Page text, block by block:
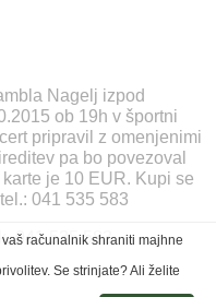
Nagelj izpod
ob 19h v športni
pripravil z omenjenimi
pa bo povezoval
je 10 EUR. Kupi se
041 535 583
041 535 583
računalnik shraniti majhne
Se strinjate? Ali želite